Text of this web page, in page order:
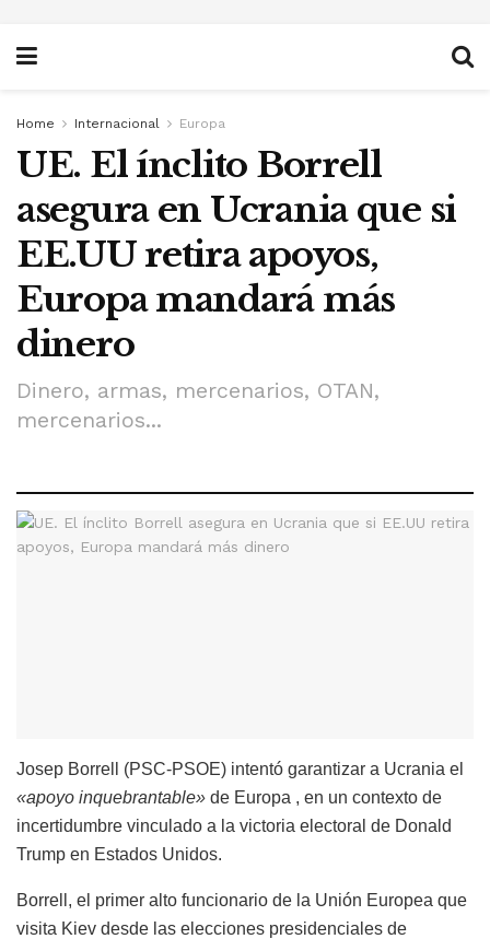
Home Internacional Europa
UE. El ínclito Borrell
asegura en Ucrania que si
EE.UU retira apoyos,
Europa mandará más
dinero
Dinero, armas, mercenarios, OTAN,
mercenarios...
Josep Borrell (PSC-PSOE) intentó garantizar a Ucrania el
«apoyo inquebrantable» de Europa , en un contexto de
incertidumbre vinculado a la victoria electoral de Donald
Trump en Estados Unidos.
Borrell, el primer alto funcionario de la Unión Europea que
visita Kiev desde las elecciones presidenciales de